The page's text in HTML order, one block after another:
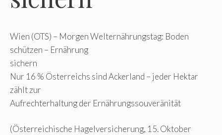
Wien (OTS) – Morgen Welternährungstag: Boden
schützen – Ernährung
sichern
Nur 16 % Österreichs sind Ackerland – jeder Hektar
zählt zur
Aufrechterhaltung der Ernährungssouveränität
(Österreichische Hagelversicherung, 15. Oktober